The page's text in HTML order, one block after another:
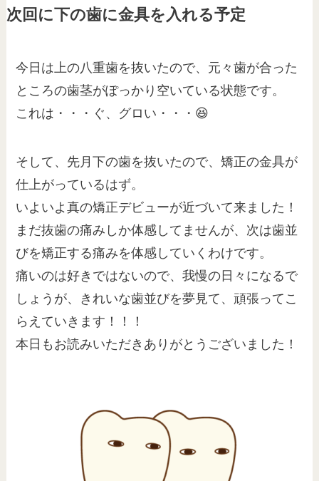
次回に下の歯に金具を入れる予定
今日は上の八重歯を抜いたので、元々歯が合った
ところの歯茎がぽっかり空いている状態です。
これは・・・ぐ、グロい・・・😆
そして、先月下の歯を抜いたので、矯正の金具が
仕上がっているはず。
いよいよ真の矯正デビューが近づいて来ました！
まだ抜歯の痛みしか体感してませんが、次は歯並
びを矯正する痛みを体感していくわけです。
痛いのは好きではないので、我慢の日々になるで
しょうが、きれいな歯並びを夢見て、頑張ってこ
らえていきます！！！
本日もお読みいただきありがとうございました！